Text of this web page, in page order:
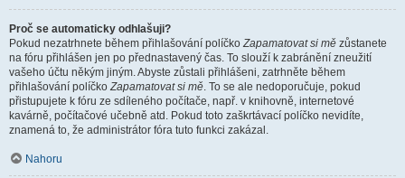
Proč se automaticky odhlašuji?
Pokud nezatrhnete během přihlašování políčkoZapamatovat si mě zůstanete
na fóru přihlášen jen po přednastavený čas. To slouží k zabránění zneužití
vašeho účtu někým jiným. Abyste zůstali přihlášeni, zatrhněte během
přihlašování políčkoZapamatovat si mě. To se ale nedoporučuje, pokud
přistupujete k fóru ze sdíleného počítače, např. v knihovně, internetové
kavárně, počítačové učebně atd. Pokud toto zaškrtávací políčko nevidíte,
znamená to, že administrátor fóra tuto funkci zakázal.
Nahoru